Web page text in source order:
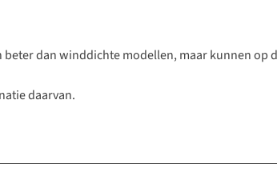
dan winddichte modellen, maar kunnen op
daarvan.